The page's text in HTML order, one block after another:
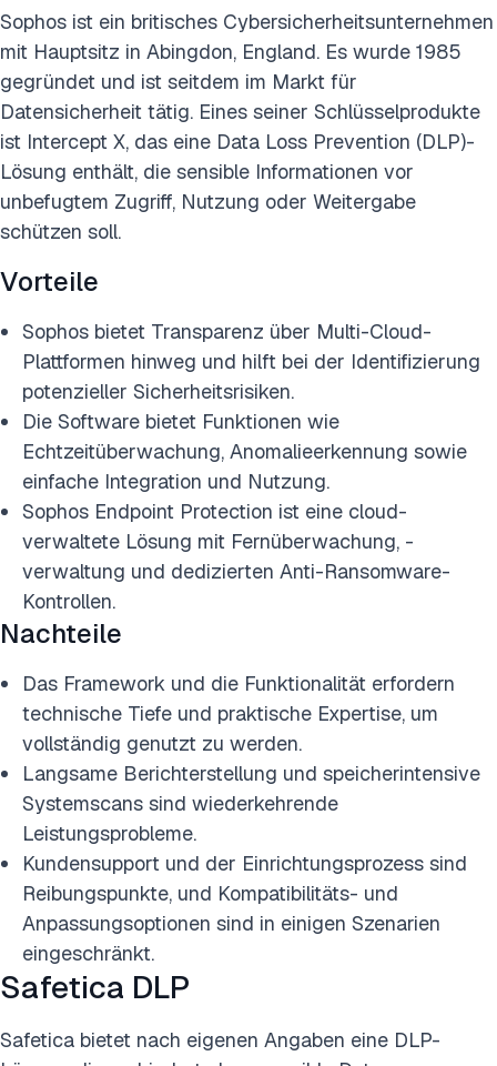
Sophos ist ein britisches Cybersicherheitsunternehmen
mit Hauptsitz in Abingdon, England. Es wurde 1985
gegründet und ist seitdem im Markt für
Datensicherheit tätig. Eines seiner Schlüsselprodukte
ist Intercept X, das eine Data Loss Prevention (DLP)-
Lösung enthält, die sensible Informationen vor
unbefugtem Zugriff, Nutzung oder Weitergabe
schützen soll.
Vorteile
Sophos bietet Transparenz über Multi-Cloud-
Plattformen hinweg und hilft bei der Identifizierung
potenzieller Sicherheitsrisiken.
Die Software bietet Funktionen wie
Echtzeitüberwachung, Anomalieerkennung sowie
einfache Integration und Nutzung.
Sophos Endpoint Protection ist eine cloud-
verwaltete Lösung mit Fernüberwachung, -
verwaltung und dedizierten Anti-Ransomware-
Kontrollen.
Nachteile
Das Framework und die Funktionalität erfordern
technische Tiefe und praktische Expertise, um
vollständig genutzt zu werden.
Langsame Berichterstellung und speicherintensive
Systemscans sind wiederkehrende
Leistungsprobleme.
Kundensupport und der Einrichtungsprozess sind
Reibungspunkte, und Kompatibilitäts- und
Anpassungsoptionen sind in einigen Szenarien
eingeschränkt.
Safetica DLP
Safetica bietet nach eigenen Angaben eine DLP-